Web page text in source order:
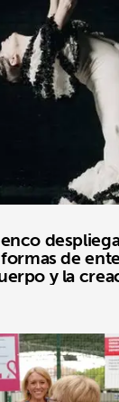
de
y la